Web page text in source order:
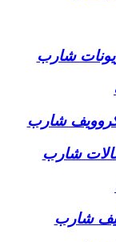
شارب
شارب
شارب
شارب